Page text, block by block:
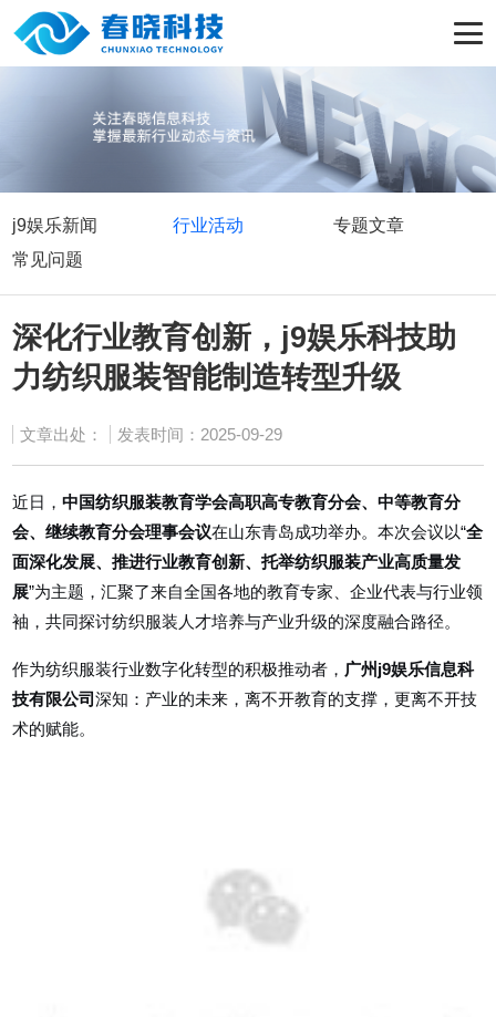
j9娱乐新闻 行业活动
专题文章
常见问题
深化行业教育创新，j9娱乐科技助
力纺织服装智能制造转型升级
文章出处： 发表时间：2025-09-29
近日，中国纺织服装教育学会高职高专教育分会、中等教育分
会、继续教育分会理事会议在山东青岛成功举办。本次会议以“全
面深化发展、推进行业教育创新、托举纺织服装产业高质量发
展”为主题，汇聚了来自全国各地的教育专家、企业代表与行业领
袖，共同探讨纺织服装人才培养与产业升级的深度融合路径。
作为纺织服装行业数字化转型的积极推动者， 广州j9娱乐信息科
技有限公司深知：产业的未来，离不开教育的支撑，更离不开技
术的赋能。